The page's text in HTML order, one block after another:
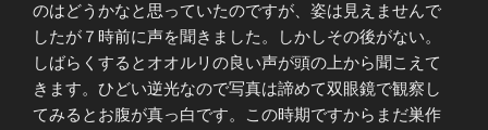
のはどうかなと思っていたのですが、姿は見えませんで
したが７時前に声を聞きました。しかしその後がない。
しばらくするとオオルリの良い声が頭の上から聞こえて
きます。ひどい逆光なので写真は諦めて双眼鏡で観察し
てみるとお腹が真っ白です。この時期ですからまだ巣作